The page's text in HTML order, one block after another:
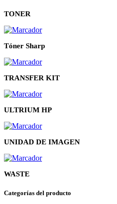
TONER
Tóner Sharp
TRANSFER KIT
ULTRIUM HP
UNIDAD DE IMAGEN
WASTE
Categorías del producto